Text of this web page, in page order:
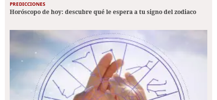
PREDICCIONES
Horóscopo de hoy: descubre qué le espera a tu signo del zodiaco